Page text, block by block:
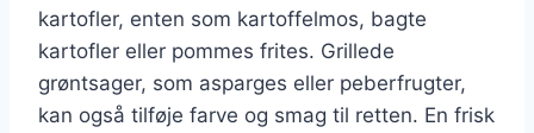
kartofler, enten som kartoffelmos, bagte
kartofler eller pommes frites. Grillede
grøntsager, som asparges eller peberfrugter,
kan også tilføje farve og smag til retten. En frisk